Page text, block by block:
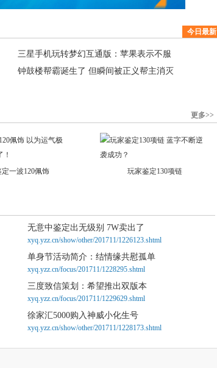
今日最新
三星手机玩转梦幻互通版：苹果表示不服
钟鼓楼帮霸诞生了 但瞬间被正义帮主消灭
更多>>
一波120佩饰 玩家鉴定130项链
无意中鉴定出无级别 7W卖出了
xyq.yzz.cn/show/other/201711/1226123.shtml
单身节活动简介：结情缘共慰孤单
xyq.yzz.cn/focus/201711/1228295.shtml
三度致信策划：希望推出双版本
xyq.yzz.cn/focus/201711/1229629.shtml
徐家汇5000购入神威小化生号
xyq.yzz.cn/show/other/201711/1228173.shtml